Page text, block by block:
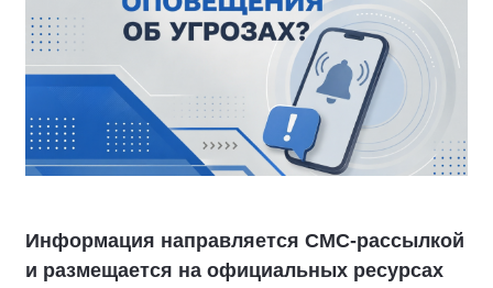
Информация направляется СМС-рассылкой
и размещается на официальных ресурсах